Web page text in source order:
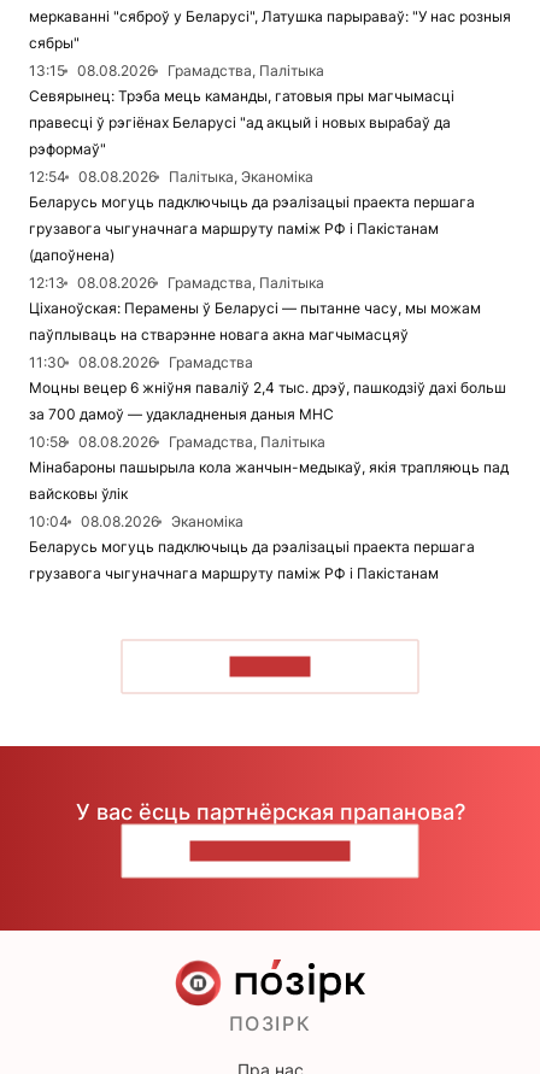
меркаванні "сяброў у Беларусі", Латушка парыраваў: "У нас розныя
сябры"
13:15
08.08.2026
Грамадства, Палітыка
Севярынец: Трэба мець каманды, гатовыя пры магчымасці
правесці ў рэгіёнах Беларусі "ад акцый і новых вырабаў да
рэформаў"
12:54
08.08.2026
Палітыка, Эканоміка
Беларусь могуць падключыць да рэалізацыі праекта першага
грузавога чыгуначнага маршруту паміж РФ і Пакістанам
(дапоўнена)
12:13
08.08.2026
Грамадства, Палітыка
Ціханоўская: Перамены ў Беларусі — пытанне часу, мы можам
паўплываць на стварэнне новага акна магчымасцяў
11:30
08.08.2026
Грамадства
Моцны вецер 6 жніўня паваліў 2,4 тыс. дрэў, пашкодзіў дахі больш
за 700 дамоў — удакладненыя даныя МНС
10:58
08.08.2026
Грамадства, Палітыка
Мінабароны пашырыла кола жанчын-медыкаў, якія трапляюць пад
вайсковы ўлік
10:04
08.08.2026
Эканоміка
Беларусь могуць падключыць да рэалізацыі праекта першага
грузавога чыгуначнага маршруту паміж РФ і Пакістанам
У вас ёсць партнёрская прапанова?
ПОЗІРК
Пра нас